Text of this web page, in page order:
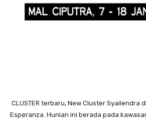
CLUSTER terbaru, New Cluster Syailendra
Esperanza. Hunian ini berada pada